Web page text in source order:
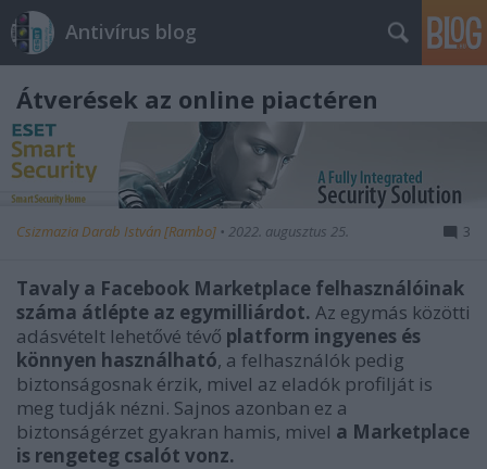
Antivírus blog
Átverések az online piactéren
Csizmazia Darab István [Rambo] • 2022. augusztus 25. 3
Tavaly a Facebook Marketplace felhasználóinak
száma átlépte az egymilliárdot. Az egymás közötti
adásvételt lehetővé tévő platform ingyenes és
könnyen használható, a felhasználók pedig
biztonságosnak érzik, mivel az eladók profilját is
meg tudják nézni. Sajnos azonban ez a
biztonságérzet gyakran hamis, mivel a Marketplace
is rengeteg csalót vonz.